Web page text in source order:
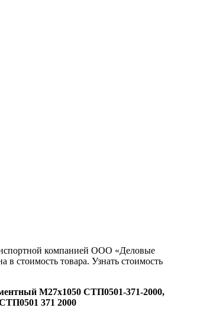
компанией ООО «Деловые
стоимость товара. Узнать стоимость
М27х1050 СТП0501-371-2000,
371 2000